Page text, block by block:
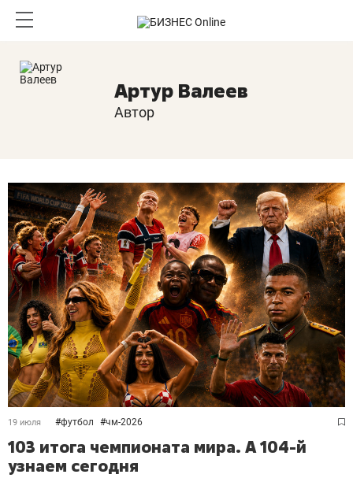
Артур Валеев
Автор
19 июля #футбол #чм-2026
103 итога чемпионата мира. А 104-й
узнаем сегодня